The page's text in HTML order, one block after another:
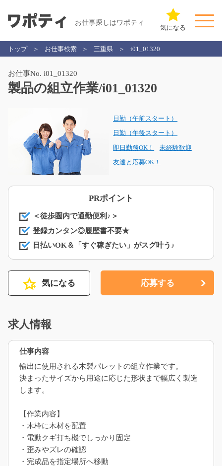
お仕事探しはワポティ
気になる
トップ お仕事検索 三重県 i01_01320
お仕事No. i01_01320
製品の組立作業/i01_01320
日勤（午前スタート）
日勤（午後スタート）
即日勤務OK！ 未経験歓迎
友達と応募OK！
PRポイント
＜徒歩圏内で通勤便利♪＞
登録カンタン◎履歴書不要★
日払いOK＆「すぐ稼ぎたい」がスグ叶う♪
気になる 応募する
求人情報
仕事内容
輸出に使用される木製パレットの組立作業です。
決まったサイズから用途に応じた形状まで幅広く製造
します。
【作業内容】
・木枠に木材を配置
・電動クギ打ち機でしっかり固定
・歪みやズレの確認
・完成品を指定場所へ移動